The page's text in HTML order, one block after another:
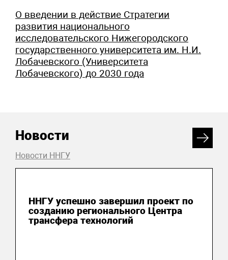
О введении в действие Стратегии
развития национального
исследовательского Нижегородского
государственного университета им. Н.И.
Лобачевского (Университета
Лобачевского) до 2030 года
Новости
Новости ННГУ
ННГУ успешно завершил проект по
созданию регионального Центра
трансфера технологий